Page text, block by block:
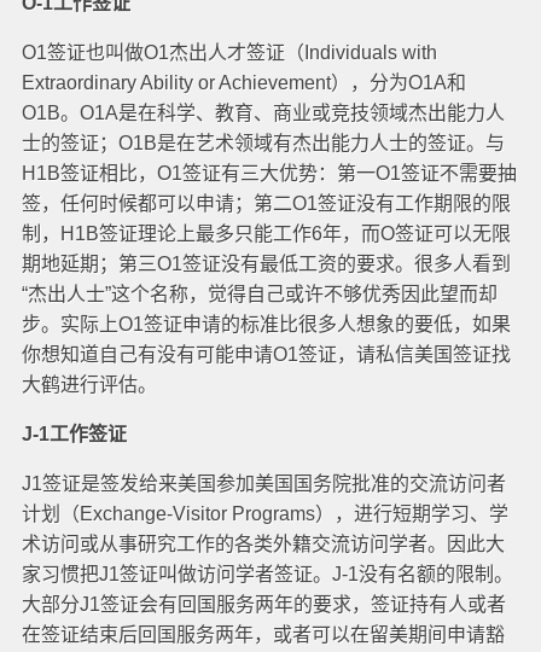
O1签证也叫做O1杰出人才签证（Individuals with
Extraordinary Ability or Achievement），分为O1A和
O1B。O1A是在科学、教育、商业或竞技领域杰出能力人
士的签证；O1B是在艺术领域有杰出能力人士的签证。与
H1B签证相比，O1签证有三大优势：第一O1签证不需要抽
签，任何时候都可以申请；第二O1签证没有工作期限的限
制，H1B签证理论上最多只能工作6年，而O签证可以无限
期地延期；第三O1签证没有最低工资的要求。很多人看到
“杰出人士”这个名称，觉得自己或许不够优秀因此望而却
步。实际上O1签证申请的标准比很多人想象的要低，如果
你想知道自己有没有可能申请O1签证，请私信美国签证找
大鹤进行评估。
J-1工作签证
J1签证是签发给来美国参加美国国务院批准的交流访问者
计划（Exchange-Visitor Programs），进行短期学习、学
术访问或从事研究工作的各类外籍交流访问学者。因此大
家习惯把J1签证叫做访问学者签证。J-1没有名额的限制。
大部分J1签证会有回国服务两年的要求，签证持有人或者
在签证结束后回国服务两年，或者可以在留美期间申请豁